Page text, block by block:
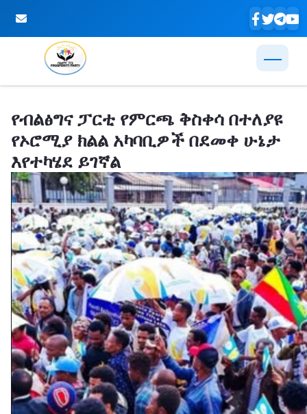
የብልፅግና ፓርቲ የምርጫ ቅስቀሳ በተለያዩ
የኦሮሚያ ክልል አካባቢዎች በደመቀ ሁኔታ
እየተካሄደ ይገኛል